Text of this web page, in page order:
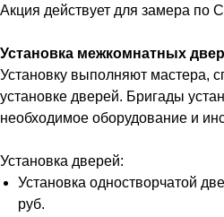
Акция действует для замера по
Установка межкомнатных
Установку выполняют мастера,
установке дверей. Бригады
необходимое оборудование и
Установка дверей:
Установка одностворчатой
руб.